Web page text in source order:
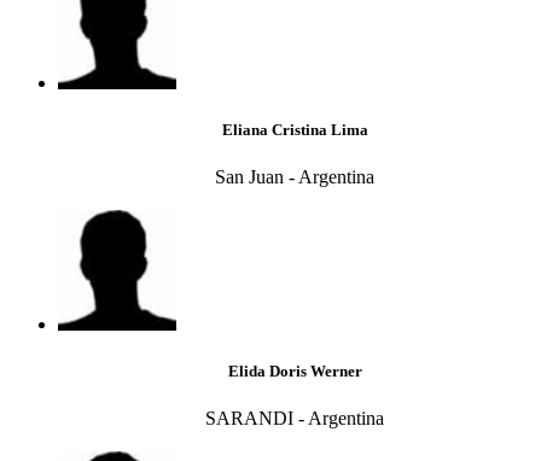
Eliana Cristina Lima
San Juan - Argentina
Elida Doris Werner
SARANDI - Argentina